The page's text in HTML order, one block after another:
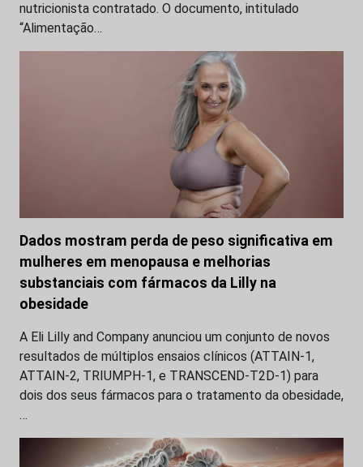
nutricionista contratado. O documento, intitulado
“Alimentação…
Dados mostram perda de peso significativa em
mulheres em menopausa e melhorias
substanciais com fármacos da Lilly na
obesidade
A Eli Lilly and Company anunciou um conjunto de novos
resultados de múltiplos ensaios clínicos (ATTAIN-1,
ATTAIN-2, TRIUMPH-1, e TRANSCEND-T2D-1) para
dois dos seus fármacos para o tratamento da obesidade,
…